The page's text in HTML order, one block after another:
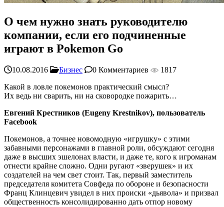
О чем нужно знать руководителю
компании, если его подчиненные
играют в Pokemon Go
10.08.2016 Бизнес 0 Комментариев
1817
Какой в ловле покемонов практический смысл?
Их ведь ни сварить, ни на сковородке пожарить…
Евгений Крестников (Eugeny Krestnikov), пользователь
Facebook
Покемонов, а точнее новомодную «игрушку» с этими
забавными персонажами в главной роли, обсуждают сегодня
даже в высших эшелонах власти, и даже те, кого к игроманам
отнести крайне сложно. Одни ругают «зверушек» и их
создателей на чем свет стоит. Так, первый заместитель
председателя комитета Совфеда по обороне и безопасности
Франц Клинцевич увидел в них происки «дьявола» и призвал
общественность консолидированно дать отпор новому